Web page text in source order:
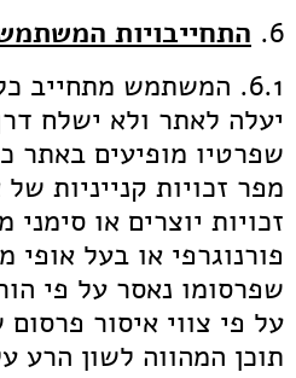
6. התחייבויות
6.1. המשתמש מתחייב
יעלה לאתר ולא ישלח
שפרטיו מופיעים באתר
מפר זכויות קנייניות
זכויות יוצרים או
פורנוגרפי או בעל אופי
שפרסומו נאסר על פי
על פי צווי איסור
תוכן המהווה לשון הרע